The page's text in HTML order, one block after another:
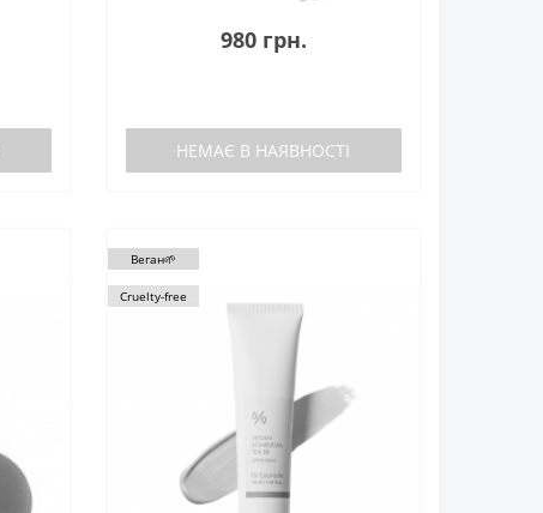
980 грн.
НЕМАЄ В НАЯВНОСТІ
Веган🌱
Cruelty-free